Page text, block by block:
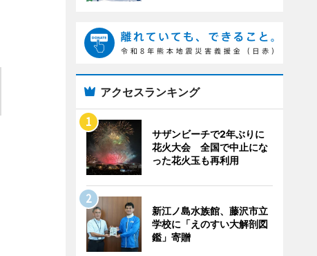
アクセスランキング
サザンビーチで2年ぶりに
花火大会 全国で中止にな
った花火玉も再利用
新江ノ島水族館、藤沢市立
学校に「えのすい大解剖図
鑑」寄贈